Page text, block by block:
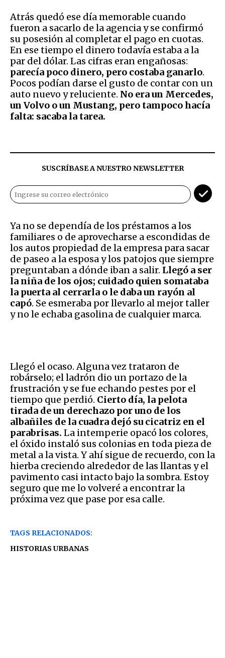
Atrás quedó ese día memorable cuando
fueron a sacarlo de la agencia y se confirmó
su posesión al completar el pago en cuotas.
En ese tiempo el dinero todavía estaba a la
par del dólar. Las cifras eran engañosas:
parecía poco dinero, pero costaba ganarlo.
Pocos podían darse el gusto de contar con un
auto nuevo y reluciente. No era un Mercedes,
un Volvo o un Mustang, pero tampoco hacía
falta: sacaba la tarea.
SUSCRÍBASE A NUESTRO NEWSLETTER
Ya no se dependía de los préstamos a los
familiares o de aprovecharse a escondidas de
los autos propiedad de la empresa para sacar
de paseo a la esposa y los patojos que siempre
preguntaban a dónde iban a salir. Llegó a ser
la niña de los ojos; cuidado quien somataba
la puerta al cerrarla o le daba un rayón al
capó. Se esmeraba por llevarlo al mejor taller
y no le echaba gasolina de cualquier marca.
Llegó el ocaso. Alguna vez trataron de
robárselo; el ladrón dio un portazo de la
frustración y se fue echando pestes por el
tiempo que perdió. Cierto día, la pelota
tirada de un derechazo por uno de los
albañiles de la cuadra dejó su cicatriz en el
parabrisas. La intemperie opacó los colores,
el óxido instaló sus colonias en toda pieza de
metal a la vista. Y ahí sigue de recuerdo, con la
hierba creciendo alrededor de las llantas y el
pavimento casi intacto bajo la sombra. Estoy
seguro que me lo volveré a encontrar la
próxima vez que pase por esa calle.
TAGS RELACIONADOS:
HISTORIAS URBANAS